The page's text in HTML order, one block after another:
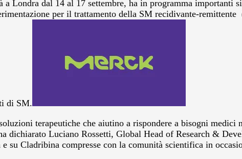
Londra dal 14 al 17 settembre, ha in programma importanti
per il trattamento della SM recidivante-
di SM.
terapeutiche che aiutino a rispondere a bisogni medici
dichiarato Luciano Rossetti, Global Head of Research &
Cladribina compresse con la comunità scientifica in